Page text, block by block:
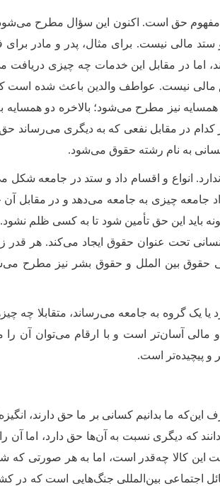
مفهوم حق است. اکنون این سؤال مطرح
ستد مالی نیست. برای مثال، پدر و مادر
اما در مقابل این خدمات چه چیزی
مالی نیست. عواطف والدین باعث شده است
همسایه نیز مطرح می‌شود؛ بالاخره دو
کدام در مقابل نفعی که به دیگری می‌رساند
به نام رشته حقوق می‌شود.
انواع و اقسام داد و ستد در جامعه شکل
جامعه چیزی به جامعه می‌دهد و در مقابل
باید این حق تأمین شود تا به کسی ظلم
تحت عنوان حقوق ایجاد می‌کند. هر قدر
حقوق بین الملل و حقوق بشر نیز مطرح
گروه به جامعه می‌رساند، متقابلا چه
مالی آسان‌تر است و با ارقام می‌توان آن
و پیچیده‌تر است.
ما بدانیم کسانی بر ما حق دارند،
که دیگری نسبت به آن‌ها حق دارد، اما آن
این کالا چه‌قدر است، اما به هر صورتی که
اجتماعی بین‌المللی جنگ‌هایی است که در